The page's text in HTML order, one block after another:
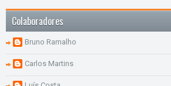
Colaboradores
Bruno Ramalho
Carlos Martins